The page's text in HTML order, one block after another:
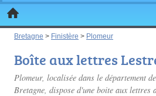
Bretagne > Finistère > Plomeur
Boîte aux lettres
Plomeur, localisée dans le département
Bretagne, dispose d'une boite aux lettres